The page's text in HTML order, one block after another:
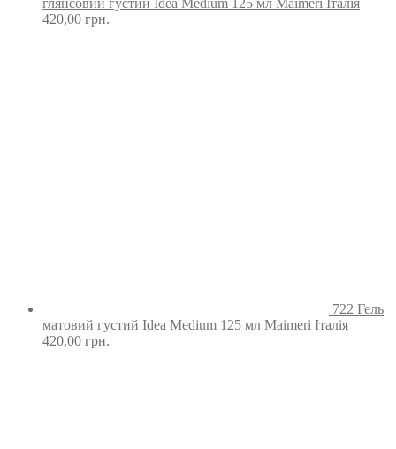
глянсовий густий Idea Medium 125 мл Maimeri Італія
420,00 грн.
722 Гель
матовий густий Idea Medium 125 мл Maimeri Італія
420,00 грн.